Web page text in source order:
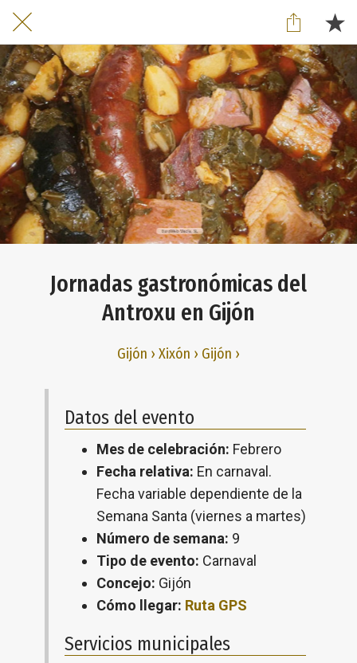
Jornadas gastronómicas del
Antroxu en Gijón
Gijón › Xixón › Gijón ›
Datos del evento
Mes de celebración: Febrero
Fecha relativa: En carnaval.
Fecha variable dependiente de la
Semana Santa (viernes a martes)
Número de semana: 9
Tipo de evento: Carnaval
Concejo: Gijón
Cómo llegar: Ruta GPS
Servicios municipales